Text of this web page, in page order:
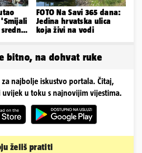
FOTO Na Savi 365 dana:
Jedina hrvatska ulica
koja živi na vodi
bitno, na dohvat ruke
najbolje iskustvo portala. Čitaj,
u toku s najnovijim vijestima.
želiš pratiti